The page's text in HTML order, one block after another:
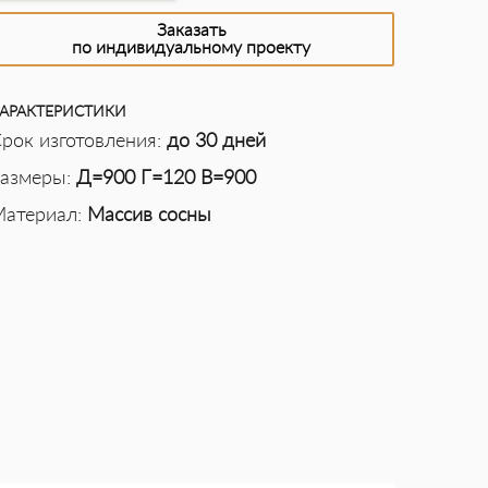
Заказать
по индивидуальному проекту
изготовления: до 30 дней
Д=900 Г=120 В=900
Массив сосны